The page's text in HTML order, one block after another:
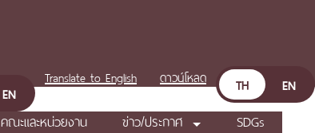
TH EN
Translate to English ดาวน์โหลด
EN
คณะและหน่วยงาน ข่าว/ประกาศ SDGs